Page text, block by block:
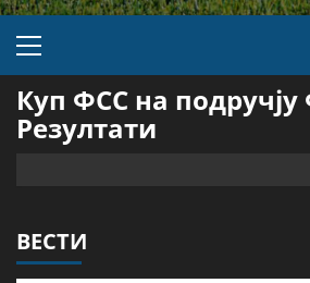
Куп ФСС на
Резултати
ВЕСТИ